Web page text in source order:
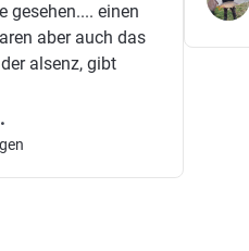
gesehen.... einen
aber auch das
alsenz, gibt